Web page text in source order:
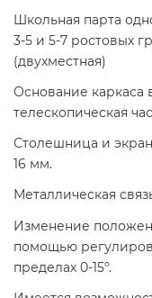
Школьная парта
3-5 и 5-7 ростовых
(двухместная)
Основание каркаса
телескопическая
Столешница и
16 мм.
Металлическая
Изменение
помощью
пределах 0-15°.